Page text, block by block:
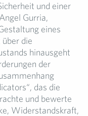
und einer
Gurria,
eines
über die
hinausgeht
der
das die
und bewerte
Widerstandskraft,